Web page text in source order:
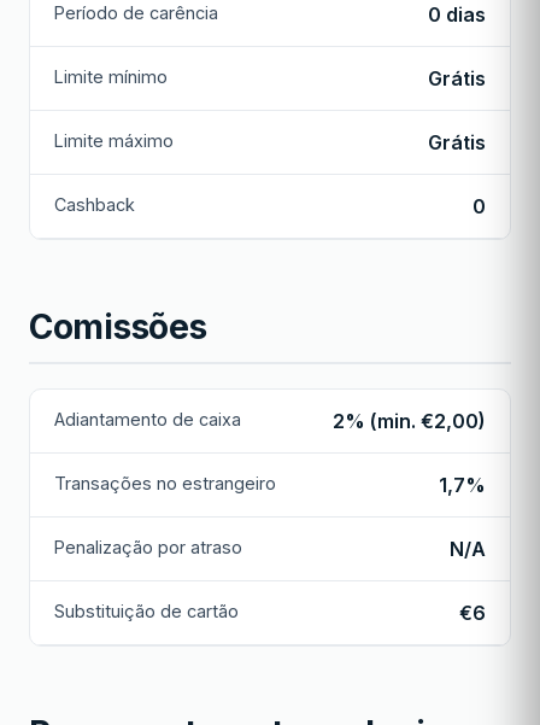
Período de carência 0 dias
Limite mínimo Grátis
Limite máximo Grátis
Cashback 0
Comissões
Adiantamento de caixa 2% (min. €2,00)
Transações no estrangeiro 1,7%
Penalização por atraso N/A
Substituição de cartão €6